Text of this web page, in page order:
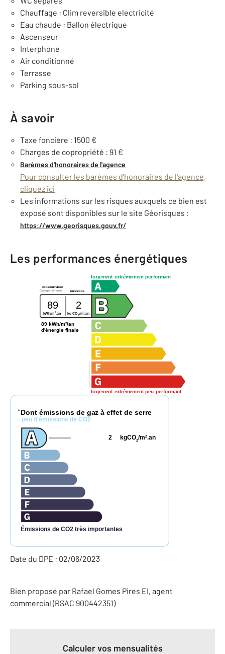
Chauffage : Clim reversible electricité
Eau chaude : Ballon électrique
Ascenseur
Interphone
Air conditionné
Terrasse
Parking sous-sol
À savoir
Taxe foncière : 1500 €
Charges de copropriété : 91 €
Barèmes d'honoraires de l'agence
Pour consulter les barèmes d'honoraires de l'agence,
cliquez ici
Les informations sur les risques auxquels ce bien est
exposé sont disponibles sur le site Géorisques :
https://www.georisques.gouv.fr/
Les performances énergétiques
logement extrêmement performant
logement extrêmement peu performant
consommation
émissions
(énergie primaire)
89 2
kWh/m 2.an kg CO2/m2.an
89 kWh/m²/an
d'énergie finale
* Dont émissions de gaz à effet de serre
peu d'émissions de CO2
Émissions de CO2 très importantes
kgCO2/m2.an
2
Date du DPE : 02/06/2023
Bien proposé par Rafael Gomes Pires EI, agent
commercial (RSAC 900442351)
Calculer vos mensualités